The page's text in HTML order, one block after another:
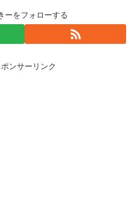
ーをフォローする
ポンサーリンク